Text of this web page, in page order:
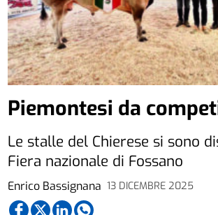
Enrico Bassignana 13 DICEMBRE 2025
Piemontesi da
Le stalle del Chierese si sono
Fiera nazionale di Fossano